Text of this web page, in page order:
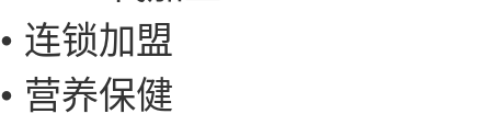
• 连锁加盟
• 营养保健